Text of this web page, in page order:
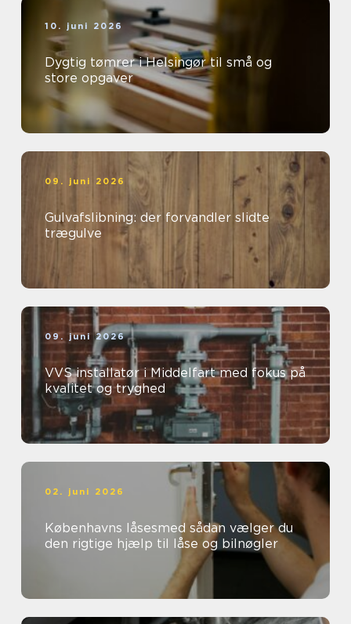
10. juni 2026
Dygtig tømrer i Helsingør til små og
store opgaver
09. juni 2026
Gulvafslibning: der forvandler slidte
trægulve
09. juni 2026
VVS installatør i Middelfart med fokus på
kvalitet og tryghed
02. juni 2026
Københavns låsesmed sådan vælger du
den rigtige hjælp til låse og bilnøgler